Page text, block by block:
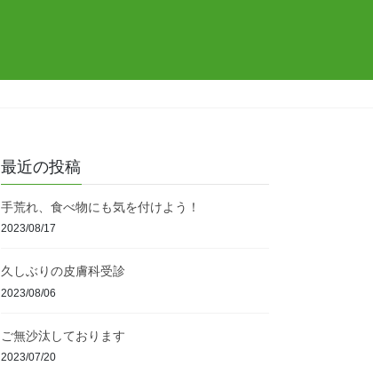
最近の投稿
手荒れ、食べ物にも気を付けよう！
2023/08/17
久しぶりの皮膚科受診
2023/08/06
ご無沙汰しております
2023/07/20